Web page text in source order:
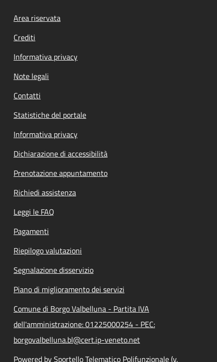
Footer menu
Area riservata
Crediti
Informativa privacy
Note legali
Contatti
Statistiche del portale
Informativa privacy
Dichiarazione di accessibilità
Prenotazione appuntamento
Richiedi assistenza
Leggi le FAQ
Pagamenti
Riepilogo valutazioni
Segnalazione disservizio
Piano di miglioramento dei servizi
Comune di Borgo Valbelluna - Partita IVA
dell'amministrazione: 01225000254 - PEC:
borgovalbelluna.bl@cert.ip-veneto.net
Powered by Sportello Telematico Polifunzionale (v.